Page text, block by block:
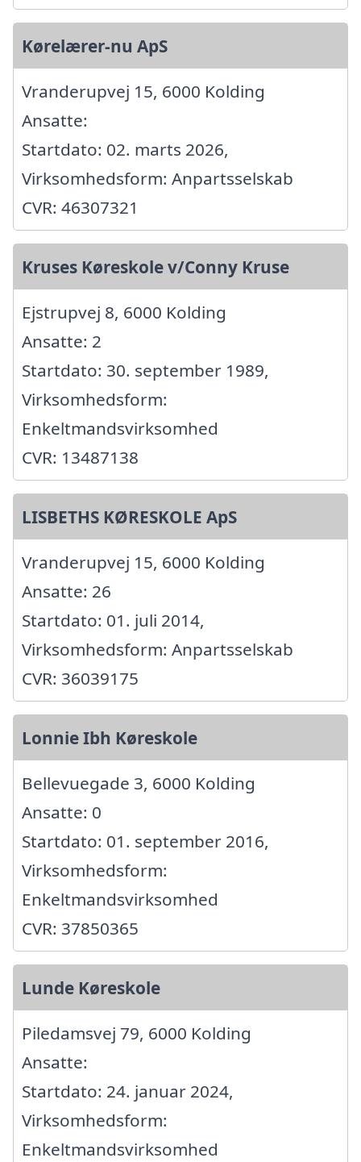
Kørelærer-nu ApS
Vranderupvej 15, 6000 Kolding
Ansatte:
Startdato: 02. marts 2026,
Virksomhedsform: Anpartsselskab
CVR: 46307321
Kruses Køreskole v/Conny Kruse
Ejstrupvej 8, 6000 Kolding
Ansatte: 2
Startdato: 30. september 1989,
Virksomhedsform:
Enkeltmandsvirksomhed
CVR: 13487138
LISBETHS KØRESKOLE ApS
Vranderupvej 15, 6000 Kolding
Ansatte: 26
Startdato: 01. juli 2014,
Virksomhedsform: Anpartsselskab
CVR: 36039175
Lonnie Ibh Køreskole
Bellevuegade 3, 6000 Kolding
Ansatte: 0
Startdato: 01. september 2016,
Virksomhedsform:
Enkeltmandsvirksomhed
CVR: 37850365
Lunde Køreskole
Piledamsvej 79, 6000 Kolding
Ansatte:
Startdato: 24. januar 2024,
Virksomhedsform:
Enkeltmandsvirksomhed